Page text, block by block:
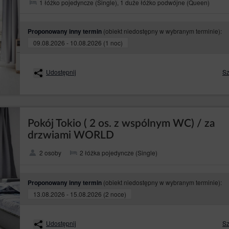
z plików cookies przez Sklep internetowy bądź dokonać zmian w
spowodować niepoprawne działanie strony Serwisu).
cookies, należy wybrać z listy poniżej przeglądarkę internetową/ system i
danych osobowych pochodzących z plików cookies są prawnie uzasadnione
usług, zapewnianiu bezpieczeństwa usług.
są dwa zasadnicze rodzaje plików cookies: „sesyjne” (session cookies) oraz
przechowywane są w urządzeniu końcowym Użytkownika Serwisu do czasu
internetowej). „Stałe” pliki cookies przechowywane są w
plików cookies lub do czasu ich usunięcia przez Gościa/Użytkownika.
w następujących celach:
1 łóżko pojedyncze (Single), 1 duże łóżko podwójne (Queen)
Proponowany inny termin (obiekt niedostępny w wybranym terminie):
09.08.2026 - 10.08.2026 (1 noc)
Udostępnij
Pokój Tokio ( 2 os. z wspólnym WC) / za
drzwiami WORLD
2 osoby 2 łóżka pojedyncze (Single)
Proponowany inny termin (obiekt niedostępny w wybranym terminie):
13.08.2026 - 15.08.2026 (2 noce)
Udostępnij